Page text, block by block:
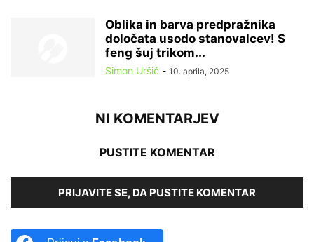
Oblika in barva predpražnika
določata usodo stanovalcev! S
feng šuj trikom...
Simon Uršič - 10. aprila, 2025
NI KOMENTARJEV
PUSTITE KOMENTAR
PRIJAVITE SE, DA PUSTITE KOMENTAR